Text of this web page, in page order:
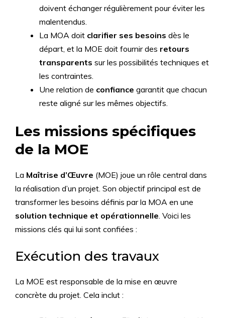
doivent échanger régulièrement pour éviter les
malentendus.
La MOA doit clarifier ses besoins dès le
départ, et la MOE doit fournir des retours
transparents sur les possibilités techniques et
les contraintes.
Une relation de confiance garantit que chacun
reste aligné sur les mêmes objectifs.
Les missions spécifiques
de la MOE
La Maîtrise d’Œuvre (MOE) joue un rôle central dans
la réalisation d’un projet. Son objectif principal est de
transformer les besoins définis par la MOA en une
solution technique et opérationnelle. Voici les
missions clés qui lui sont confiées :
Exécution des travaux
La MOE est responsable de la mise en œuvre
concrète du projet. Cela inclut :